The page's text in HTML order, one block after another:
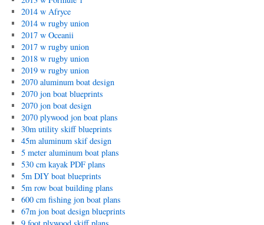
2014 w Afryce
2014 w rugby union
2017 w Oceanii
2017 w rugby union
2018 w rugby union
2019 w rugby union
2070 aluminum boat design
2070 jon boat blueprints
2070 jon boat design
2070 plywood jon boat plans
30m utility skiff blueprints
45m aluminum skif design
5 meter aluminum boat plans
530 cm kayak PDF plans
5m DIY boat blueprints
5m row boat building plans
600 cm fishing jon boat plans
67m jon boat design blueprints